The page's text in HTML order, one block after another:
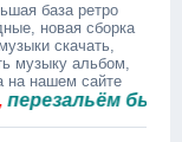
база ретро
новая сборка
скачать,
музыку альбом,
на нашем сайте
быстро.